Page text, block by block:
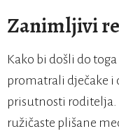
Zanimljivi
Kako bi došli do
promatrali dječake i
prisutnosti
ružičaste plišane